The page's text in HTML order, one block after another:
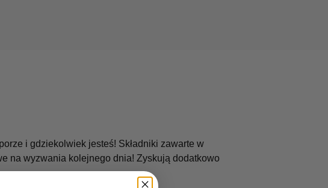
i gdziekolwiek jesteś! Składniki zawarte w
na wyzwania kolejnego dnia! Zyskują dodatkowo